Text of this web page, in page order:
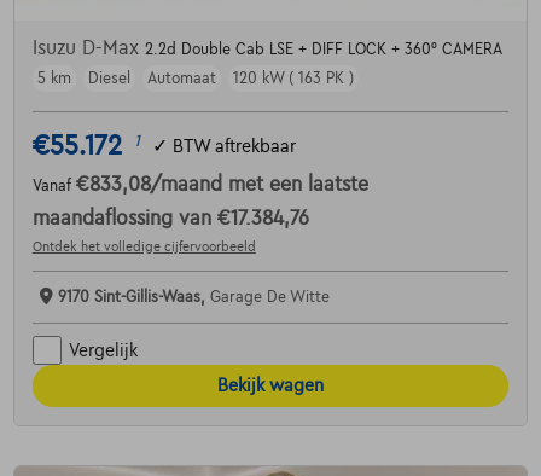
Isuzu D-Max 2.2d Double Cab LSE + DIFF LOCK + 360° CAMERA
5 km
Diesel Automaat 120 kW ( 163 PK )
€55.172 1 ✓ BTW aftrekbaar
Vanaf €833,08/maand met een laatste
maandaflossing van €17.384,76
Ontdek het volledige cijfervoorbeeld
9170 Sint-Gillis-Waas, Garage De Witte
Vergelijk
Bekijk wagen